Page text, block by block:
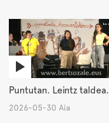
Puntutan. Leintz taldea.
2026-05-30 Aia